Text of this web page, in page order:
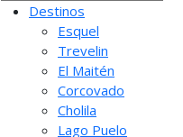
Destinos
Esquel
Trevelin
El Maitén
Corcovado
Cholila
Lago Puelo